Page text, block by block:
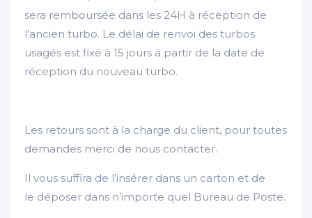
sera remboursée dans les 24H à réception de
l’ancien turbo. Le délai de renvoi des turbos
usagés est fixé à 15 jours à partir de la date de
réception du nouveau turbo.
Les retours sont à la charge du client, pour toutes
demandes merci de nous contacter.
Il vous suffira de l’insérer dans un carton et de
le déposer dans n’importe quel Bureau de Poste.